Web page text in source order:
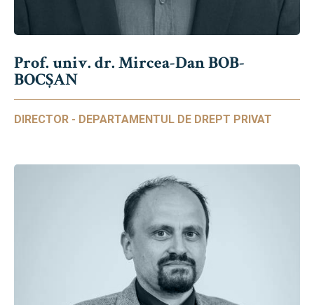
Prof. univ. dr. Mircea-Dan BOB-
BOCȘAN
DIRECTOR - DEPARTAMENTUL DE DREPT PRIVAT